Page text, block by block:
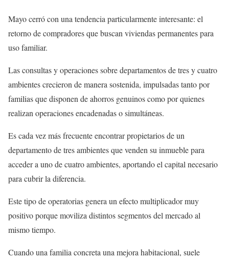
Mayo cerró con una tendencia particularmente interesante: el
retorno de compradores que buscan viviendas permanentes para
uso familiar.
Las consultas y operaciones sobre departamentos de tres y cuatro
ambientes crecieron de manera sostenida, impulsadas tanto por
familias que disponen de ahorros genuinos como por quienes
realizan operaciones encadenadas o simultáneas.
Es cada vez más frecuente encontrar propietarios de un
departamento de tres ambientes que venden su inmueble para
acceder a uno de cuatro ambientes, aportando el capital necesario
para cubrir la diferencia.
Este tipo de operatorias genera un efecto multiplicador muy
positivo porque moviliza distintos segmentos del mercado al
mismo tiempo.
Cuando una familia concreta una mejora habitacional, suele